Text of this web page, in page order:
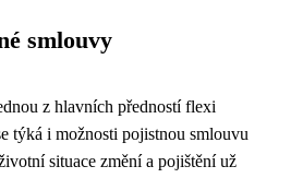
smlouvy
z hlavních předností flexi
týká i možnosti pojistnou smlouvu
situace změní a pojištění už